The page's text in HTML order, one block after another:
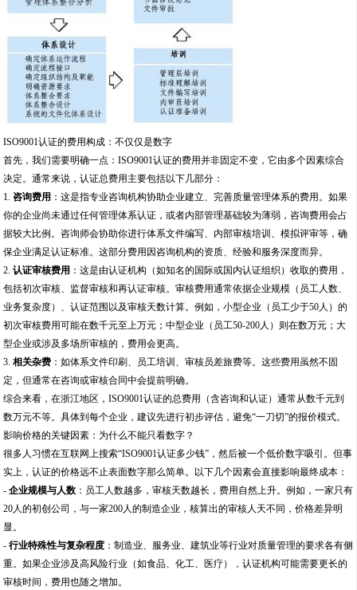
ISO9001认证的费用构成：不仅仅是数字
首先，我们需要明确一点：ISO9001认证的费用并非固定不变，它由多个因素综合
决定。通常来说，认证总费用主要包括以下几部分：
1. 咨询费用 ：这是指专业咨询机构协助企业建立、完善质量管理体系的费用。如果
你的企业尚未通过任何管理体系认证，或者内部管理基础较为薄弱，咨询费用会占
据较大比例。咨询师会协助你进行体系文件编写、内部审核培训、模拟评审等，确
保企业满足认证标准。这部分费用因咨询机构的资质、经验和服务深度而异。
2.认证审核费用 ：这是由认证机构（如知名的国际或国内认证组织）收取的费用，
包括初次审核、监督审核和再认证审核。审核费用通常依据企业规模（员工人数、
业务复杂度）、认证范围以及审核天数计算。例如，小型企业（员工少于50人）的
初次审核费用可能在数千元至上万元；中型企业（员工50-200人）则在数万元；大
型企业或涉及多场所审核的，费用会更高。
3.相关杂费 ：如体系文件印刷、员工培训、审核员差旅费等。这些费用虽然不固
定，但通常在咨询或审核合同中会提前明确。
综合来看，在浙江地区，ISO9001认证的总费用（含咨询和认证）通常从数千元到
数万元不等。具体到每个企业，建议先进行初步评估，避免“一刀切”的报价模式。
影响价格的关键因素：为什么不能只看数字？
很多人习惯在互联网上搜索“ISO9001认证多少钱”，然后被一个低价数字吸引。但事
实上，认证的价格远不止表面数字那么简单。以下几个因素会直接影响最终成本：
-企业规模与人数 ：员工人数越多，审核天数越长，费用自然上升。例如，一家只有
20人的初创公司，与一家200人的制造企业，核算出的审核人天不同，价格差异明
显。
-行业特殊性与复杂程度 ：制造业、服务业、建筑业等行业对质量管理的要求各有侧
重。如果企业涉及高风险行业（如食品、化工、医疗），认证机构可能需要更长的
审核时间，费用也随之增加。